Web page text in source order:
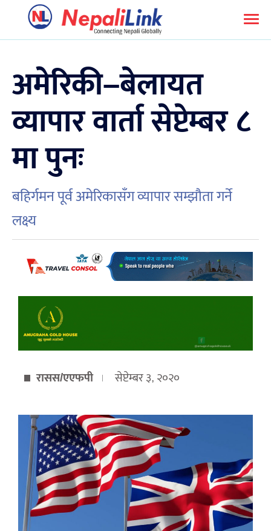
अमेरिकी–बेलायत
व्यापार वार्ता सेप्टेम्बर ८
मा पुनः
बहिर्गमन पूर्व अमेरिकासँग व्यापार सम्झौता गर्ने
लक्ष्य
रासस/एएफपी सेप्टेम्बर ३, २०२०